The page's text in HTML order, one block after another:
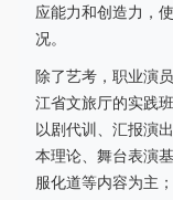
应能力和创造力，
况。
除了艺考，职业演
江省文旅厅的实践
以剧代训、汇报演
本理论、舞台表演
服化道等内容为主